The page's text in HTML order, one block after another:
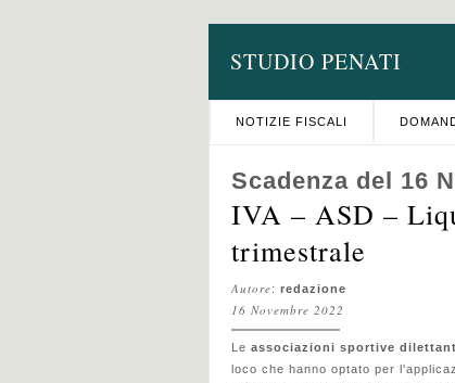
STUDIO PENATI
NOTIZIE FISCALI
Scadenza del 16
IVA – ASD –
trimestrale
Autore: redazione
16 Novembre 2022
Le associazioni sportive
loco che hanno optato per